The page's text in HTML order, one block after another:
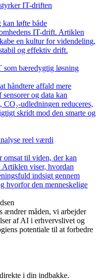
IT-driften
løfte både
IT-drift. Artiklen
en kultur for videndeling,
og effektiv drift.
som bæredygtig løsning
håndtere affald mere
og data kan
CO₂-udledningen reduceres,
skridt mod den smarte og
reel værdi
omsat til viden, der kan
viser, hvordan
indsigt gennem
hvorfor den menneskelige
ændrer måden, vi arbejder
af AI i erhvervslivet og
potentiale til at forbedre
i din indbakke.